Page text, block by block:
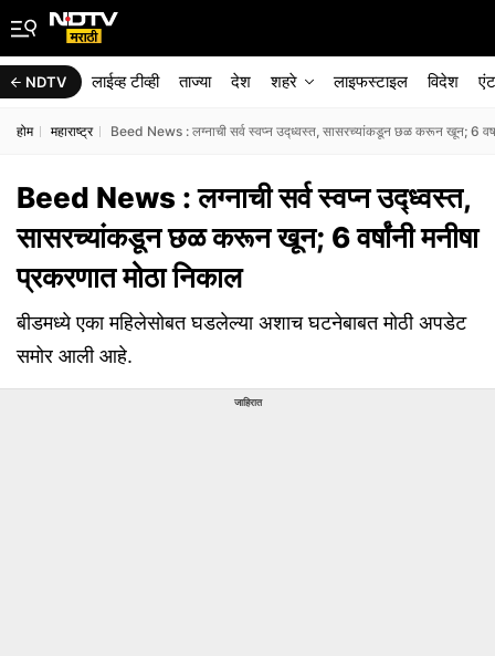
NDTV लाईव्ह टीव्ही ताज्या देश शहरे लाइफस्टाइल विदेश
होम महाराष्ट्र Beed News : लग्नाची सर्व स्वप्न उद्ध्वस्त, सासरच्यांकडून छळ करून खून; 6
Beed News : लग्नाची सर्व स्वप्न उद्ध्वस्त,
सासरच्यांकडून छळ करून खून; 6 वर्षांनी मनीषा
प्रकरणात मोठा निकाल
बीडमध्ये एका महिलेसोबत घडलेल्या अशाच घटनेबाबत मोठी अपडेट
समोर आली आहे.
जाहिरात